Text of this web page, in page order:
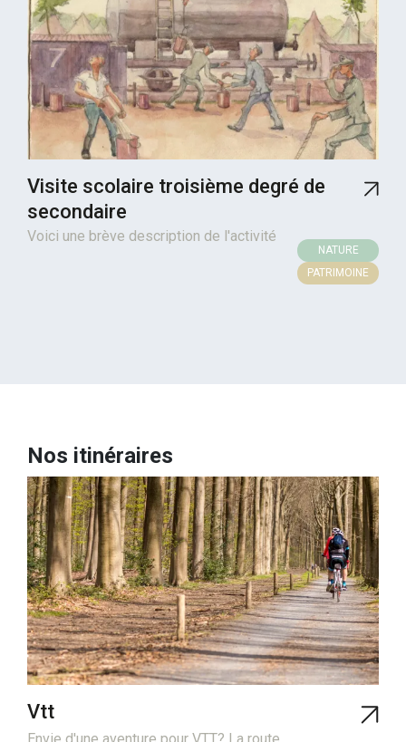
Visite scolaire troisième degré de
secondaire
Voici une brève description de l'activité
NATURE
PATRIMOINE
Nos itinéraires
Vtt